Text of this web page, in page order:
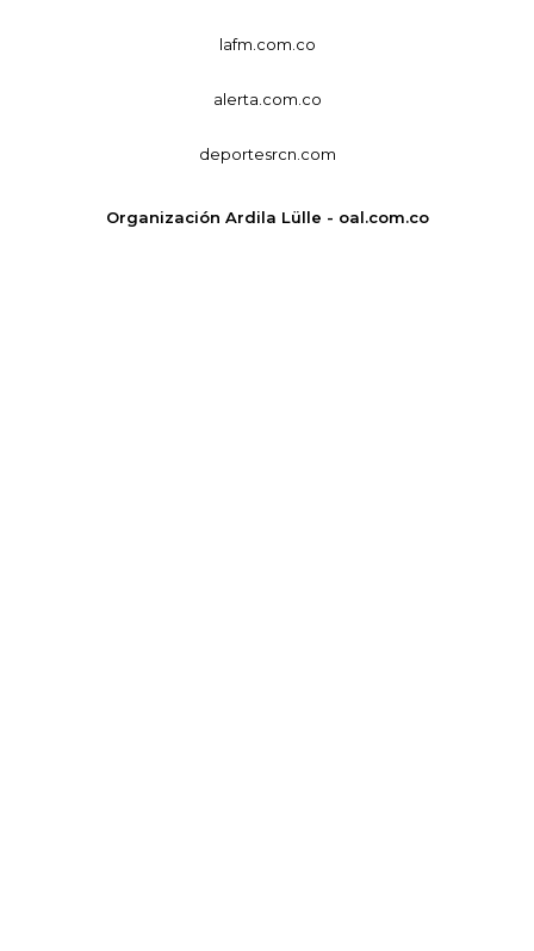
lafm.com.co
alerta.com.co
deportesrcn.com
Organización Ardila Lülle - oal.com.co